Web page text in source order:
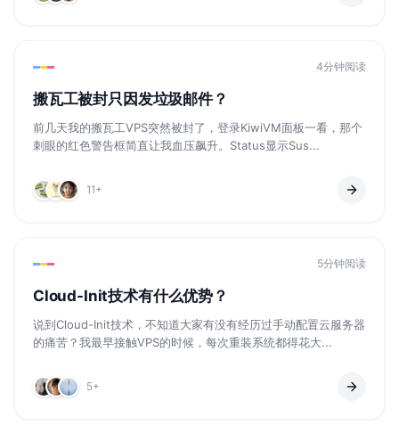
4分钟阅读
搬瓦工被封只因发垃圾邮件？
前几天我的搬瓦工VPS突然被封了，登录KiwiVM面板一看，那个
刺眼的红色警告框简直让我血压飙升。Status显示Sus...
11+
5分钟阅读
Cloud-Init技术有什么优势？
说到Cloud-Init技术，不知道大家有没有经历过手动配置云服务器
的痛苦？我最早接触VPS的时候，每次重装系统都得花大...
5+